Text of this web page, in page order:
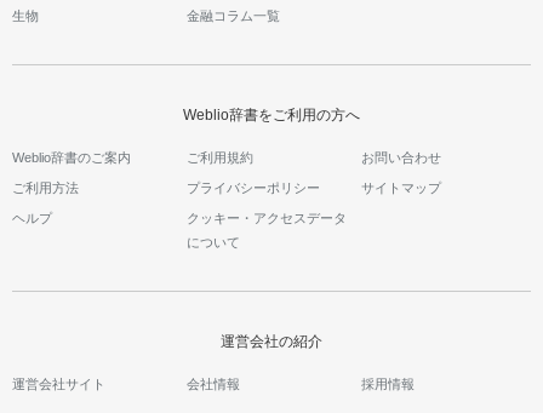
生物 金融コラム一覧
Weblio辞書をご利用の方へ
Weblio辞書のご案内 ご利用規約 お問い合わせ
ご利用方法 プライバシーポリシー サイトマップ
ヘルプ
クッキー・アクセスデータ
について
運営会社の紹介
運営会社サイト 会社情報 採用情報